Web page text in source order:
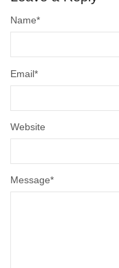
Message*
Name*
Email*
Website